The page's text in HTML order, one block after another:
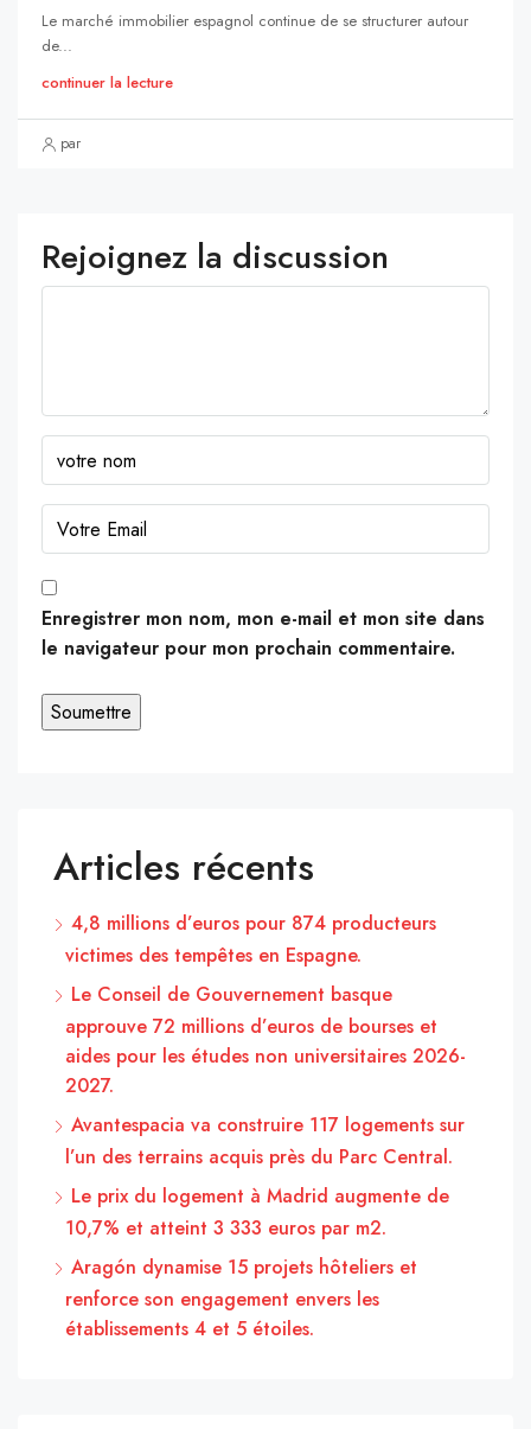
Le marché immobilier espagnol continue de se structurer autour
de...
continuer la lecture
par
Rejoignez la discussion
Enregistrer mon nom, mon e-mail et mon site dans
le navigateur pour mon prochain commentaire.
Articles récents
4,8 millions d’euros pour 874 producteurs
victimes des tempêtes en Espagne.
Le Conseil de Gouvernement basque
approuve 72 millions d’euros de bourses et
aides pour les études non universitaires 2026-
2027.
Avantespacia va construire 117 logements sur
l’un des terrains acquis près du Parc Central.
Le prix du logement à Madrid augmente de
10,7% et atteint 3 333 euros par m2.
Aragón dynamise 15 projets hôteliers et
renforce son engagement envers les
établissements 4 et 5 étoiles.